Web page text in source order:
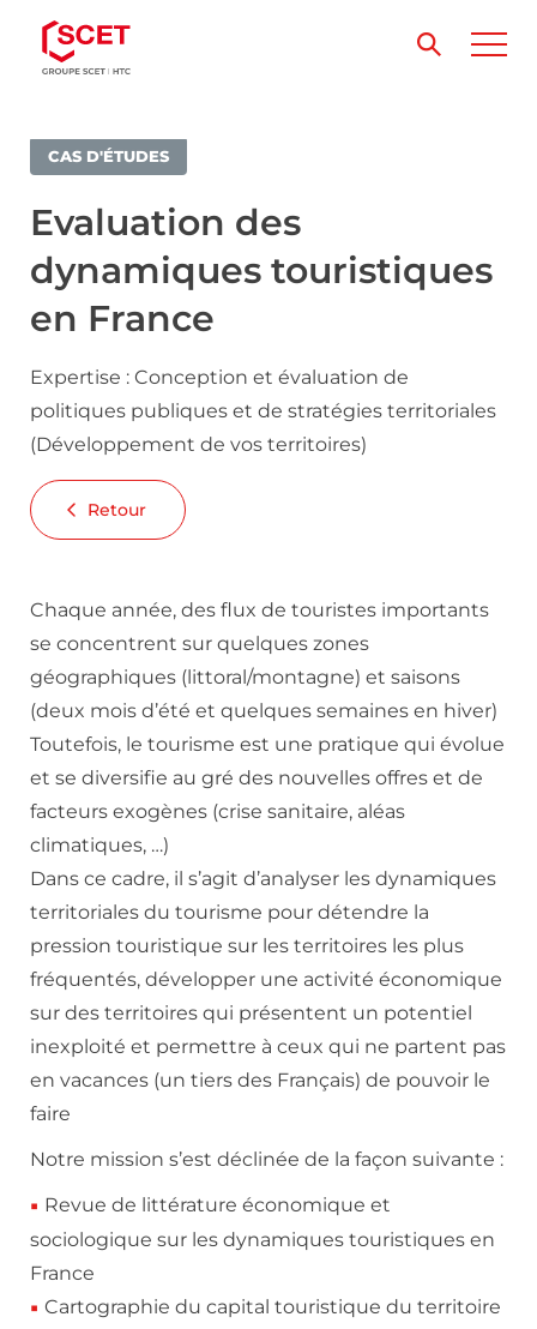
CAS D'ÉTUDES
Evaluation des
dynamiques touristiques
en France
Expertise : Conception et évaluation de
politiques publiques et de stratégies territoriales
(Développement de vos territoires)
Retour
Chaque année, des flux de touristes importants
se concentrent sur quelques zones
géographiques (littoral/montagne) et saisons
(deux mois d’été et quelques semaines en hiver)
Toutefois, le tourisme est une pratique qui évolue
et se diversifie au gré des nouvelles offres et de
facteurs exogènes (crise sanitaire, aléas
climatiques, …)
Dans ce cadre, il s’agit d’analyser les dynamiques
territoriales du tourisme pour détendre la
pression touristique sur les territoires les plus
fréquentés, développer une activité économique
sur des territoires qui présentent un potentiel
inexploité et permettre à ceux qui ne partent pas
en vacances (un tiers des Français) de pouvoir le
faire
Notre mission s’est déclinée de la façon suivante :
Revue de littérature économique et
sociologique sur les dynamiques touristiques en
France
Cartographie du capital touristique du territoire